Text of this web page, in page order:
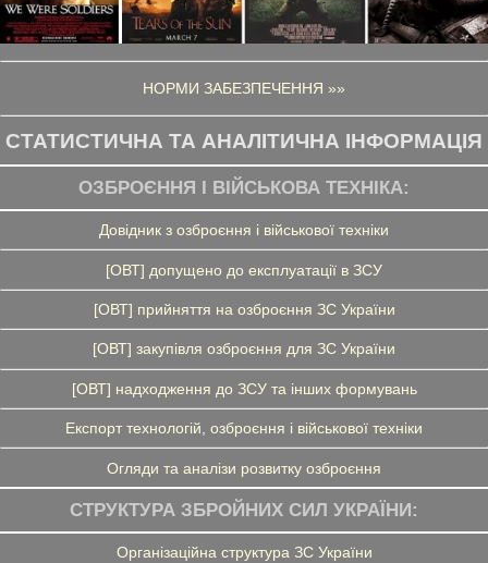
НОРМИ ЗАБЕЗПЕЧЕННЯ »»
СТАТИСТИЧНА ТА АНАЛІТИЧНА ІНФОРМАЦІЯ
ОЗБРОЄННЯ І ВІЙСЬКОВА ТЕХНІКА:
Довідник з озброєння і військової техніки
[ОВТ] допущено до експлуатації в ЗСУ
[ОВТ] прийняття на озброєння ЗС України
[ОВТ] закупівля озброєння для ЗС України
[ОВТ] надходження до ЗСУ та інших формувань
Експорт технологій, озброєння і військової техніки
Огляди та аналізи розвитку озброєння
СТРУКТУРА ЗБРОЙНИХ СИЛ УКРАЇНИ:
Організаційна структура ЗС України